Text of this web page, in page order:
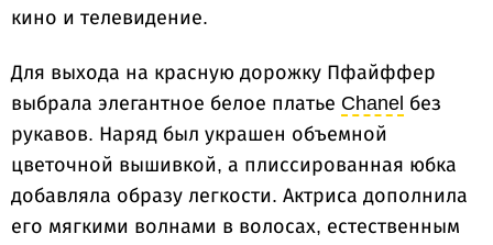
кино и телевидение.
Для выхода на красную дорожку Пфайффер
выбрала элегантное белое платье Chanel без
рукавов. Наряд был украшен объемной
цветочной вышивкой, а плиссированная юбка
добавляла образу легкости. Актриса дополнила
его мягкими волнами в волосах, естественным